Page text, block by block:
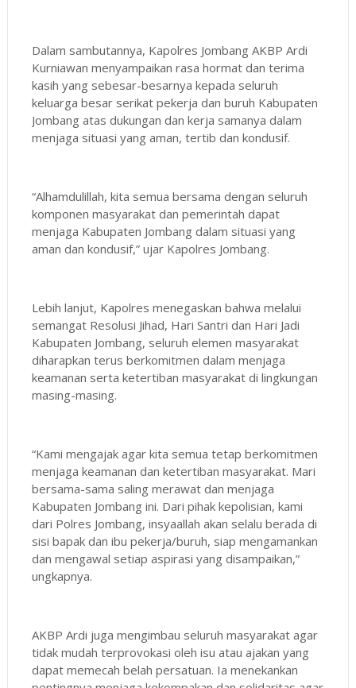
Dalam sambutannya, Kapolres Jombang AKBP Ardi
Kurniawan menyampaikan rasa hormat dan terima
kasih yang sebesar-besarnya kepada seluruh
keluarga besar serikat pekerja dan buruh Kabupaten
Jombang atas dukungan dan kerja samanya dalam
menjaga situasi yang aman, tertib dan kondusif.
“Alhamdulillah, kita semua bersama dengan seluruh
komponen masyarakat dan pemerintah dapat
menjaga Kabupaten Jombang dalam situasi yang
aman dan kondusif,” ujar Kapolres Jombang.
Lebih lanjut, Kapolres menegaskan bahwa melalui
semangat Resolusi Jihad, Hari Santri dan Hari Jadi
Kabupaten Jombang, seluruh elemen masyarakat
diharapkan terus berkomitmen dalam menjaga
keamanan serta ketertiban masyarakat di lingkungan
masing-masing.
“Kami mengajak agar kita semua tetap berkomitmen
menjaga keamanan dan ketertiban masyarakat. Mari
bersama-sama saling merawat dan menjaga
Kabupaten Jombang ini. Dari pihak kepolisian, kami
dari Polres Jombang, insyaallah akan selalu berada di
sisi bapak dan ibu pekerja/buruh, siap mengamankan
dan mengawal setiap aspirasi yang disampaikan,”
ungkapnya.
AKBP Ardi juga mengimbau seluruh masyarakat agar
tidak mudah terprovokasi oleh isu atau ajakan yang
dapat memecah belah persatuan. Ia menekankan